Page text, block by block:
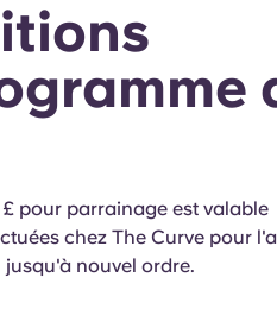
Blog
pour parrainage est valable
chez The Curve pour
nouvel ordre.